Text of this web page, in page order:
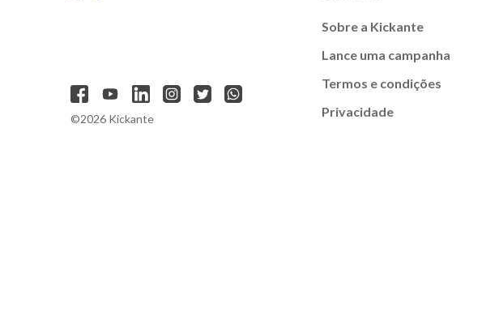
©2026 Kickante
Sobre a Kickante
Lance uma campanha
Termos e condições
Privacidade